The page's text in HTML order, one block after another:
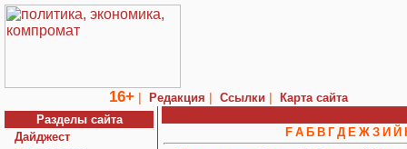
16+ | Редакция | Ссылки |
Карта сайта
Разделы сайта
Дайджест
F А Б В Г Д Е Ж З И Й